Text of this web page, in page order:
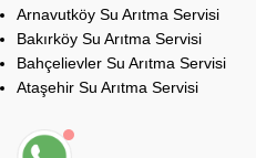
Arnavutköy Su Arıtma Servisi
Bakırköy Su Arıtma Servisi
Bahçelievler Su Arıtma Servisi
Ataşehir Su Arıtma Servisi